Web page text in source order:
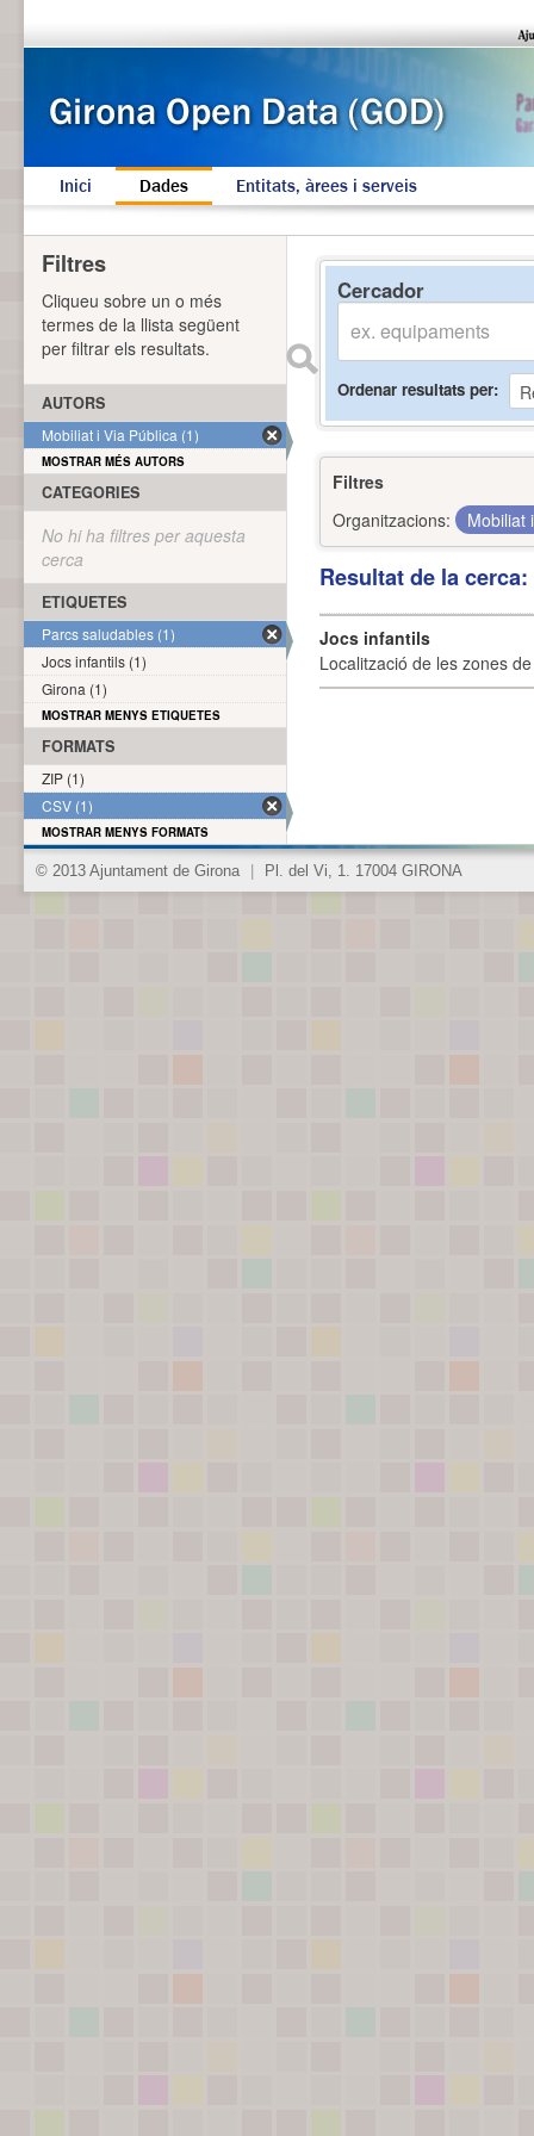
Inici Dades Entitats, àrees i serveis
Cercador
Ordenar resultats per
Filtres
Organitzacions:
Mobiliat
Resultat de la
Jocs infantils
Localització de les zones
Filtres
Cliqueu sobre un o més
termes de la llista següent
per filtrar els resultats.
AUTORS
Mobiliat i Via Pública (1)
MOSTRAR MÉS AUTORS
CATEGORIES
No hi ha filtres per aquesta
cerca
ETIQUETES
Parcs saludables (1)
Jocs infantils (1)
Girona (1)
MOSTRAR MENYS ETIQUETES
FORMATS
ZIP (1)
CSV (1)
MOSTRAR MENYS FORMATS
© 2013 Ajuntament de Girona Pl. del Vi, 1. 17004 GIRONA